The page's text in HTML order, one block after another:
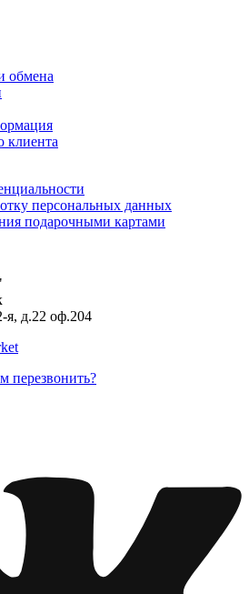
обмена
клиента
персональных данных
подарочными картами
я, д.22 оф.204
перезвонить?